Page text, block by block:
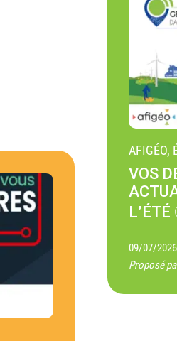
AFIGÉO,
VOS
L’ÉTÉ
09/07/2026
Proposé